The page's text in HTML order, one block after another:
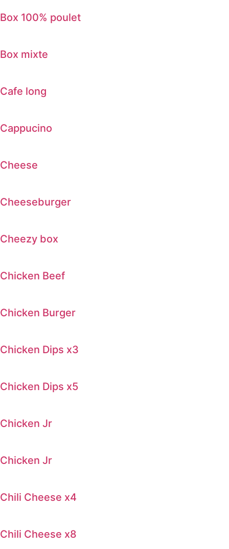
Box 100% poulet
Box mixte
Cafe long
Cappucino
Cheese
Cheeseburger
Cheezy box
Chicken Beef
Chicken Burger
Chicken Dips x3
Chicken Dips x5
Chicken Jr
Chicken Jr
Chili Cheese x4
Chili Cheese x8